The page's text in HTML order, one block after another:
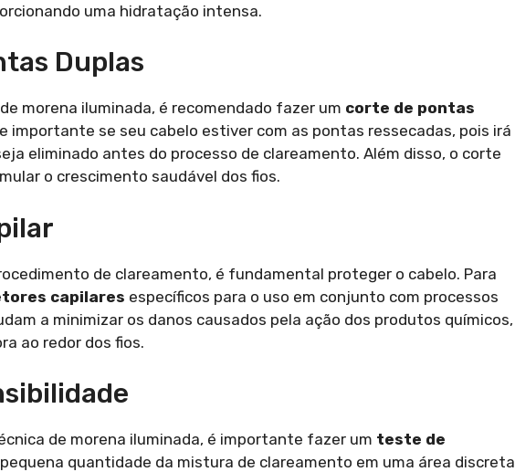
uma hidratação intensa.
Duplas
morena iluminada, é recomendado fazer um corte de pontas
importante se seu cabelo estiver com as pontas ressecadas, pois irá
eliminado antes do processo de clareamento. Além disso, o corte
o crescimento saudável dos fios.
de clareamento, é fundamental proteger o cabelo. Para
capilares específicos para o uso em conjunto com processos
a minimizar os danos causados pela ação dos produtos químicos,
ao redor dos fios.
de morena iluminada, é importante fazer um teste de
quantidade da mistura de clareamento em uma área discreta